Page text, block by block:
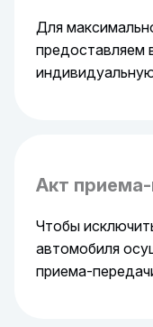
Для
предоставляем
Акт
Чтобы
автомобиля
приема-